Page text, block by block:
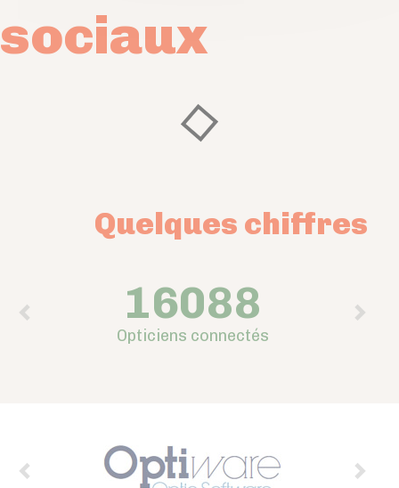
sociaux
Quelques chiffres
16088
Opticiens connectés